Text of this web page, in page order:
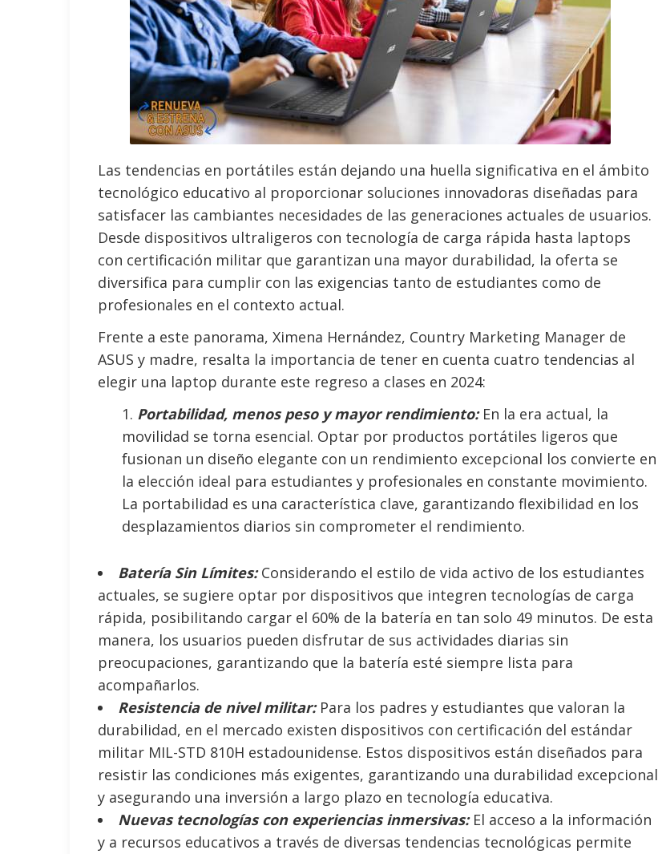
Las tendencias en portátiles están dejando una huella significativa en el ámbito
tecnológico educativo al proporcionar soluciones innovadoras diseñadas para
satisfacer las cambiantes necesidades de las generaciones actuales de usuarios.
Desde dispositivos ultraligeros con tecnología de carga rápida hasta laptops
con certificación militar que garantizan una mayor durabilidad, la oferta se
diversifica para cumplir con las exigencias tanto de estudiantes como de
profesionales en el contexto actual.
Frente a este panorama, Ximena Hernández, Country Marketing Manager de
ASUS y madre, resalta la importancia de tener en cuenta cuatro tendencias al
elegir una laptop durante este regreso a clases en 2024:
Portabilidad, menos peso y mayor rendimiento:En la era actual, la
movilidad se torna esencial. Optar por productos portátiles ligeros que
fusionan un diseño elegante con un rendimiento excepcional los convierte en
la elección ideal para estudiantes y profesionales en constante movimiento.
La portabilidad es una característica clave, garantizando flexibilidad en los
desplazamientos diarios sin comprometer el rendimiento.
Batería Sin Límites:Considerando el estilo de vida activo de los estudiantes
actuales, se sugiere optar por dispositivos que integren tecnologías de carga
rápida, posibilitando cargar el 60% de la batería en tan solo 49 minutos. De esta
manera, los usuarios pueden disfrutar de sus actividades diarias sin
preocupaciones, garantizando que la batería esté siempre lista para
acompañarlos.
Resistencia de nivel militar:Para los padres y estudiantes que valoran la
durabilidad, en el mercado existen dispositivos con certificación del estándar
militar MIL-STD 810H estadounidense. Estos dispositivos están diseñados para
resistir las condiciones más exigentes, garantizando una durabilidad excepcional
y asegurando una inversión a largo plazo en tecnología educativa.
Nuevas tecnologías con experiencias inmersivas: El acceso a la información
y a recursos educativos a través de diversas tendencias tecnológicas permite